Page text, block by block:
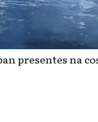
presentes na